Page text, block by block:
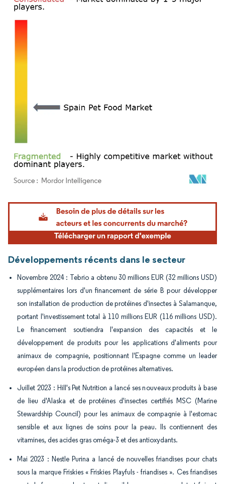
Image © Mordor Intelligence. La réutilisation nécessite une attribution sous CC BY
Développements récents dans le secteur
Novembre 2024 : Tebrio a obtenu 30 millions EUR (32 millions USD)
supplémentaires lors d'un financement de série B pour développer
son installation de production de protéines d'insectes à Salamanque,
portant l'investissement total à 110 millions EUR (116 millions USD).
Le financement soutiendra l'expansion des capacités et le
développement de produits pour les applications d'aliments pour
animaux de compagnie, positionnant l'Espagne comme un leader
européen dans la production de protéines alternatives.
Juillet 2023 : Hill's Pet Nutrition a lancé ses nouveaux produits à base
de lieu d'Alaska et de protéines d'insectes certifiés MSC (Marine
Stewardship Council) pour les animaux de compagnie à l'estomac
sensible et aux lignes de soins pour la peau. Ils contiennent des
vitamines, des acides gras oméga-3 et des antioxydants.
Mai 2023 : Nestle Purina a lancé de nouvelles friandises pour chats
sous la marque Friskies « Friskies Playfuls - friandises ». Ces friandises